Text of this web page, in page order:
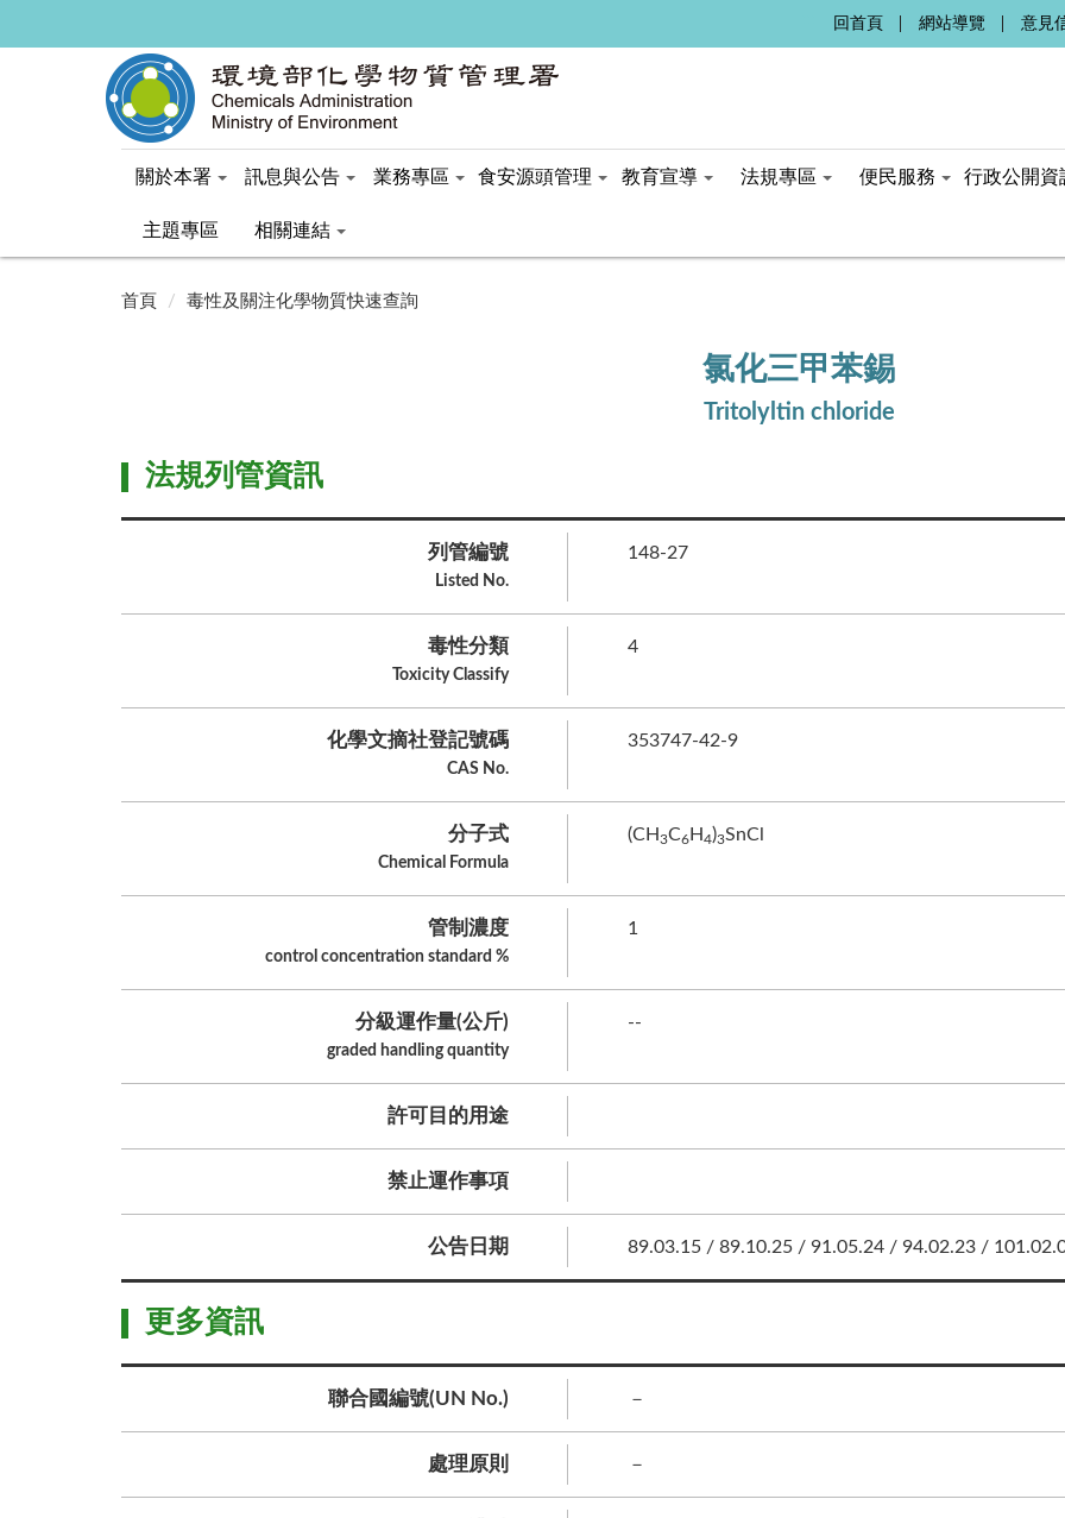
回首頁 網站導覽 意見
關於本署 訊息與公告 業務專區 食安源頭管理 教育宣導 法規專區 便民服務 行政公開資
主題專區 相關連結
首頁 毒性及關注化學物質快速查詢
氯化三甲苯錫
Tritolyltin chloride
法規列管資訊
列管編號
Listed No.
148-27
毒性分類
Toxicity Classify
4
化學文摘社登記號碼
CAS No.
353747-42-9
分子式
Chemical Formula
(CH3C6 H4)3SnCl
管制濃度
control concentration standard %
1
分級運作量(公斤)
graded handling quantity
--
許可目的用途
禁止運作事項
公告日期 89.03.15 / 89.10.25 / 91.05.24 / 94.02.23 /
更多資訊
聯合國編號(UN No.) －
處理原則 －